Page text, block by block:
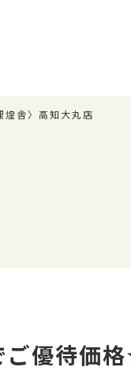
舎〉高知大丸店
ご優待価